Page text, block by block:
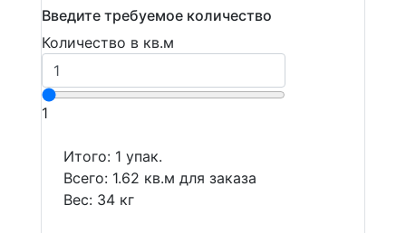
Введите требуемое количество
Количество в кв.м
1
Итого: 1 упак.
Всего: 1.62 кв.м для заказа
Вес: 34 кг